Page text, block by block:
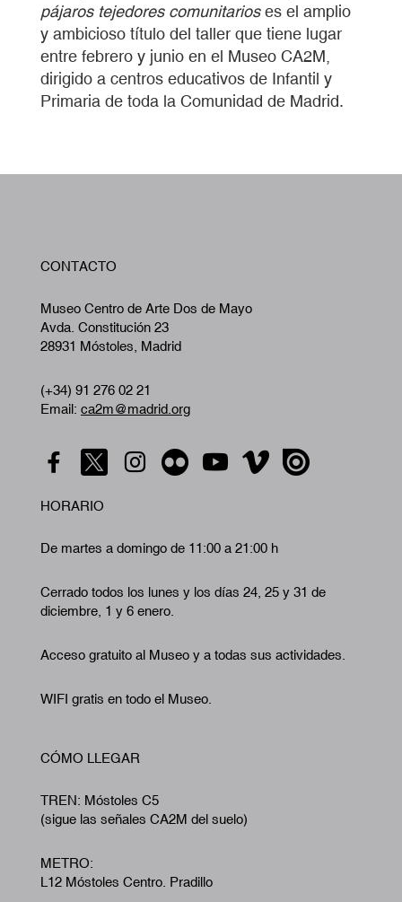
pájaros tejedores comunitarioses el amplio
y ambicioso título del taller que tiene lugar
entre febrero y junio en el Museo CA2M,
dirigido a centros educativos de Infantil y
Primaria de toda la Comunidad de Madrid.
CONTACTO
Museo Centro de Arte Dos de Mayo
Avda. Constitución 23
28931 Móstoles, Madrid
(+34) 91 276 02 21
Email: ca2m@madrid.org
HORARIO
De martes a domingo de 11:00 a 21:00 h
Cerrado todos los lunes y los días 24, 25 y 31 de
diciembre, 1 y 6 enero.
Acceso gratuito al Museo y a todas sus actividades.
WIFI gratis en todo el Museo.
CÓMO LLEGAR
TREN: Móstoles C5
(sigue las señales CA2M del suelo)
METRO:
L12 Móstoles Centro. Pradillo